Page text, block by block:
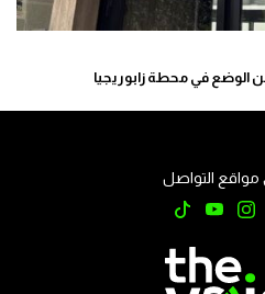
من الوضع في محطة زابوريجيا
مواقع التواصل